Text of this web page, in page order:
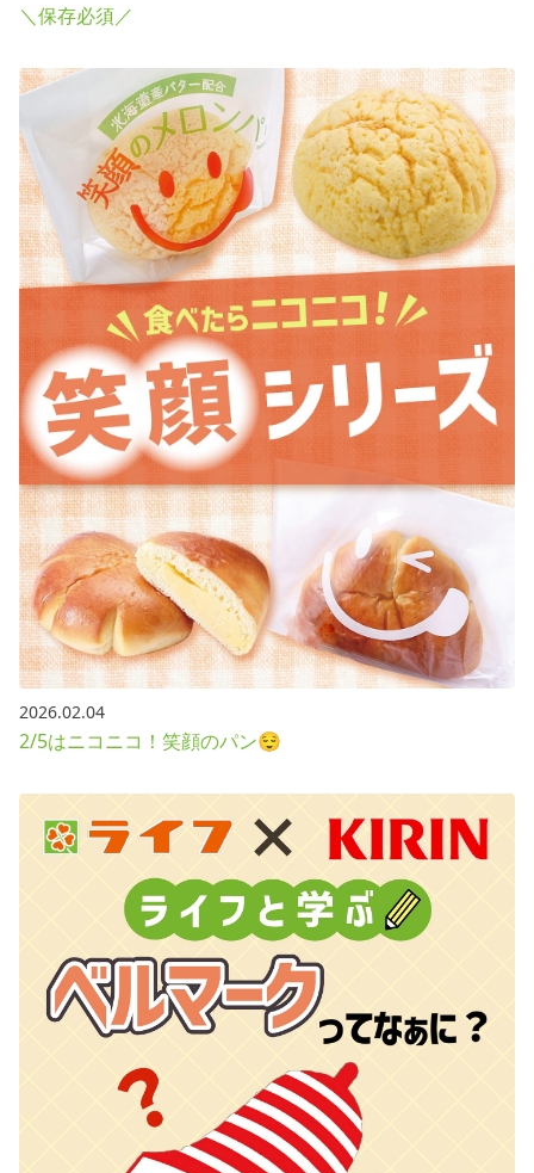
＼保存必須／
2026.02.04
2/5はニコニコ！笑顔のパン😌